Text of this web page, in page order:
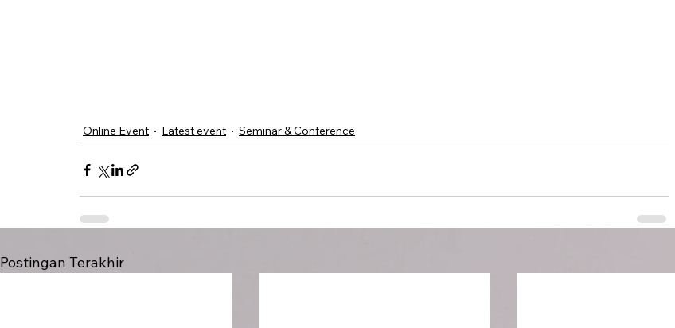
Online Event Latest event Seminar & Conference
Postingan Terakhir